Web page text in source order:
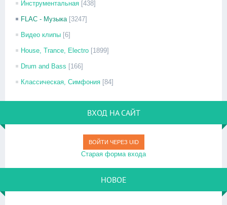
Инструментальная [438]
FLAC - Музыка [3247]
Видео клипы [6]
House, Trance, Electro [1899]
Drum and Bass [166]
Классическая, Симфония [84]
ВХОД НА САЙТ
ВОЙТИ ЧЕРЕЗ UID
Старая форма входа
НОВОЕ